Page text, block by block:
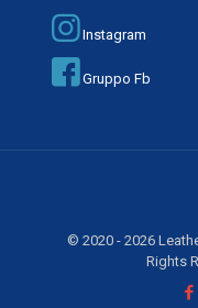
Instagram
Gruppo Fb
© 2020 - 2026
Rights